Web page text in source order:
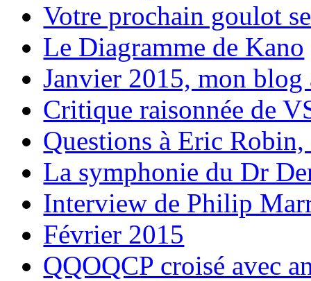
Votre prochain goulot
Le Diagramme de Kano
Janvier 2015, mon blog
Critique raisonnée de
Questions à Eric
La symphonie du Dr
Interview de Philip
Février 2015
QQOQCP croisé avec